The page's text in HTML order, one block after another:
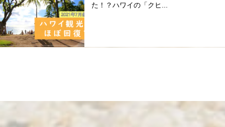
た！？ハワイの「クヒ...